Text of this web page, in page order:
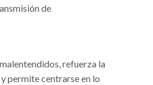
de
refuerza la
permite centrarse en lo